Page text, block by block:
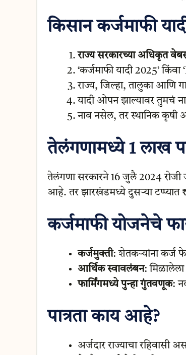
किसान कर्जमाफी
राज्य सरकारच्या अधिकृत
‘कर्जमाफी यादी 2025’
राज्य, जिल्हा, तालुका आणि
यादी ओपन झाल्यावर तुमचं
नाव नसेल, तर स्थानिक कृषी
तेलंगणामध्ये 1 लाख
तेलंगणा सरकारने 16 जुलै 2024 रोजी
आहे. तर झारखंडमध्ये दुसऱ्या टप्प्यात
कर्जमाफी योजनेचे
कर्जमुक्ती: शेतकऱ्यांना कर्ज
आर्थिक स्वावलंबन:
फार्मिंगमध्ये पुन्हा गुंतवणूक:
पात्रता काय आहे?
अर्जदार राज्याचा रहिवासी